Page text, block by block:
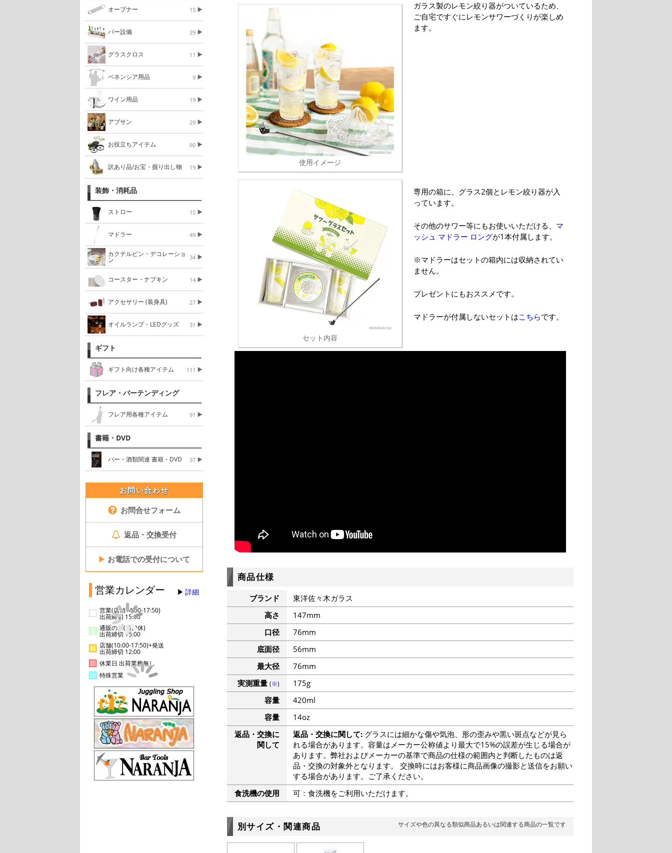
オープナー 15
バー設備 29
グラスクロス 11
ベネンシア用品 9
ワイン用品 19
アブサン 29
お役立ちアイテム 60
訳あり品/お宝・掘り出し物 19
装飾・消耗品
ストロー 15
マドラー 49
カクテルピン・デコレーショ
ン 34
コースター・ナプキン 14
アクセサリー (装身具) 27
オイルランプ・LEDグッズ 31
ギフト
ギフト向け各種アイテム 111
フレア・バーテンディング
フレア用各種アイテム 91
書籍・DVD
バー・酒類関連 書籍・DVD 37
お問い合わせ
お問合せフォーム
返品・交換受付
▶ お電話での受付について
営業カレンダー 詳細
営業(店舗14:00-17:50)
出荷締切 15:00
通販のみ(店舗休)
出荷締切 15:00
店舗(10:00-17:50)+発送
出荷締切 12:00
休業日 出荷業務無し
特殊営業
使用イメージ
ガラス製のレモン絞り器がついているため、
ご自宅ですぐにレモンサワーづくりが楽しめ
ます。
セット内容
専用の箱に、グラス2個とレモン絞り器が入
っています。
その他のサワー等にもお使いいただける、 マ
ッシュ マドラー ロングが1本付属します。
※マドラーはセットの箱内には収納されてい
ません。
プレゼントにもおススメです。
マドラーが付属しないセットはこちらです。
商品仕様
ブランド
東洋佐々木ガラス
高さ
147mm
口径
76mm
底面径
56mm
最大径
76mm
実測重量 (※)
175g
容量
420ml
容量
14oz
返品・交換に
関して
返品・交換に関して:グラスには細かな傷や気泡、形の歪みや黒い斑点などが見ら
れる場合があります。容量はメーカー公称値より最大で15%の誤差が生じる場合が
あります。弊社およびメーカーの基準で商品の仕様の範囲内と判断したものは返
品・交換の対象外となります。 交換時にはお客様に商品画像の撮影と送信をお願い
する場合があります。ご了承ください。
食洗機の使用
可：食洗機をご利用いただけます。
別サイズ・関連商品 サイズや色の異なる類似商品あるいは関連する商品の一覧です